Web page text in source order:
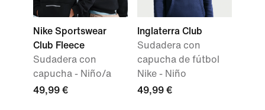
Nike Sportswear
Club Fleece
Sudadera con
capucha - Niño/a
49,99 €
Inglaterra Club
Sudadera con
capucha de fútbol
Nike - Niño
49,99 €